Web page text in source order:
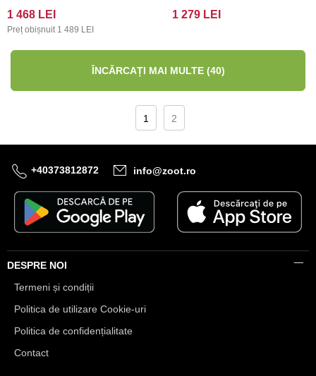
1 468 LEI
Preț obișnuit 1 489 LEI
1 279 LEI
ÎNCĂRCAȚI MAI MULTE (40)
1 2
+40373812872 info@zoot.ro
DESPRE NOI
Termeni și condiții
Politica de utilizare Cookie-uri
Politica de confidențialitate
Contact